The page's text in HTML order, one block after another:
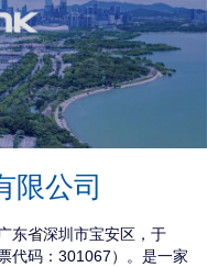
限公司
东省深圳市宝安区，于
代码：301067）。是一家